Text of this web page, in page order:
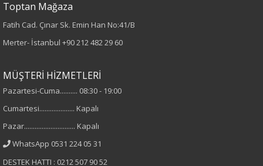
%100 Polyester
Cinsiyet
Kol Tipi
Toptan Mağaza
Fatih Cad. Çınar Sk. Emin Han No:41/B
Merter- İstanbul +90 212 482 29 60
MÜŞTERİ HİZMETLERİ
Pazartesi-Cuma.......... 08:30 - 19:00
Cumartesi.................... Kapalı
Pazar............................. Kapalı
WhatsApp 0531 224 05 31
DESTEK HATTI : 0212 507 90 52